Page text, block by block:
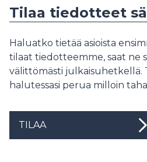
Tilaa tiedotteet
Haluatko tietää asioista
tilaat tiedotteemme, saat ne
välittömästi julkaisuhetkellä.
halutessasi perua milloin
TILAA